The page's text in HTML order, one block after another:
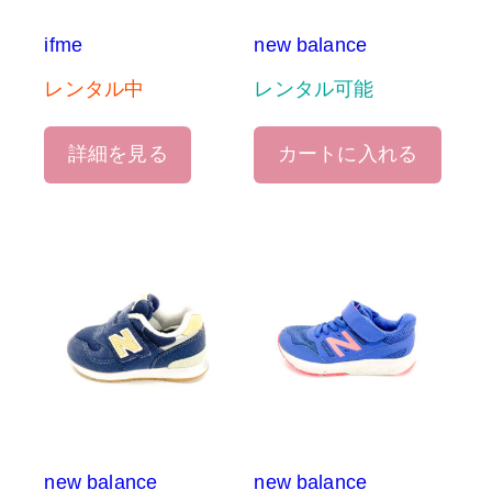
ifme
レンタル中
詳細を見る
new balance
レンタル可能
カートに入れる
new balance
new balance